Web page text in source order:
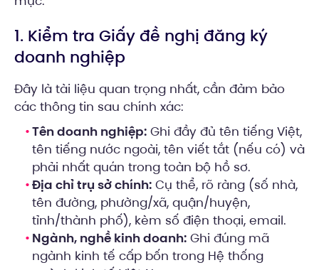
1. Kiểm tra Giấy đề nghị đăng ký
doanh nghiệp
Đây là tài liệu quan trọng nhất, cần đảm bảo
các thông tin sau chính xác:
Tên doanh nghiệp: Ghi đầy đủ tên tiếng Việt,
tên tiếng nước ngoài, tên viết tắt (nếu có) và
phải nhất quán trong toàn bộ hồ sơ.
Địa chỉ trụ sở chính: Cụ thể, rõ ràng (số nhà,
tên đường, phường/xã, quận/huyện,
tỉnh/thành phố), kèm số điện thoại, email.
Ngành, nghề kinh doanh: Ghi đúng mã
ngành kinh tế cấp bốn trong Hệ thống